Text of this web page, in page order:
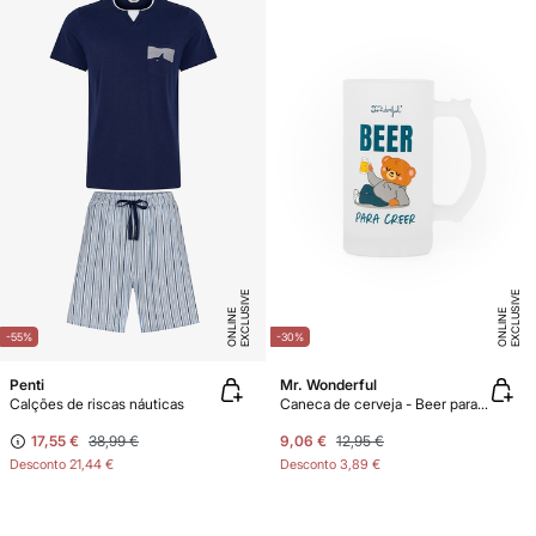
-55% E
X
C
L
U
SI
V
E
O
N
LI
N
E
Penti
Calções de riscas náuticas
17,55 € 38,99 €
Desconto 21,44 €
-30% E
X
C
L
U
SI
V
E
O
N
LI
N
E
Mr. Wonderful
Caneca de cerveja - Beer para creer
9,06 € 12,95 €
Desconto 3,89 €